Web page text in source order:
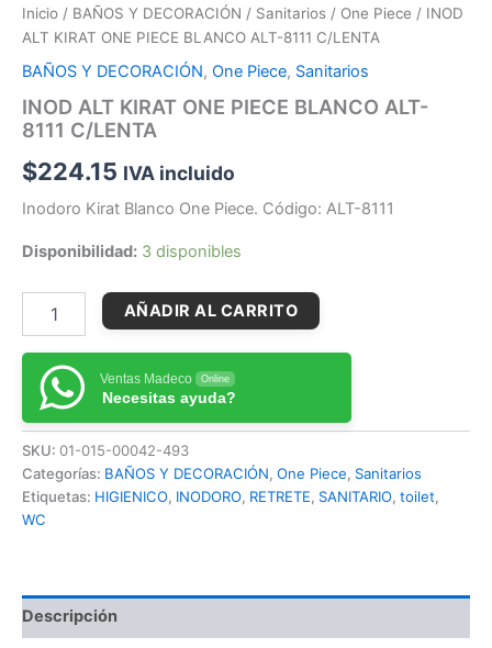
Inicio / BAÑOS Y DECORACIÓN / Sanitarios / One Piece / INOD
ALT KIRAT ONE PIECE BLANCO ALT-8111 C/LENTA
BAÑOS Y DECORACIÓN, One Piece, Sanitarios
INOD ALT KIRAT ONE PIECE BLANCO ALT-
8111 C/LENTA
$224.15 IVA incluido
Inodoro Kirat Blanco One Piece. Código: ALT-8111
Disponibilidad: 3 disponibles
AÑADIR AL CARRITO
Ventas Madeco Online
Necesitas ayuda?
SKU: 01-015-00042-493
Categorías: BAÑOS Y DECORACIÓN, One Piece, Sanitarios
Etiquetas: HIGIENICO, INODORO, RETRETE, SANITARIO, toilet,
WC
Descripción